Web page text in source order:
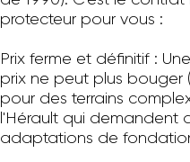
protecteur pour vous :
Prix ferme et définitif :
prix ne peut plus bouger
pour des terrains
l'Hérault qui demandent
adaptations de